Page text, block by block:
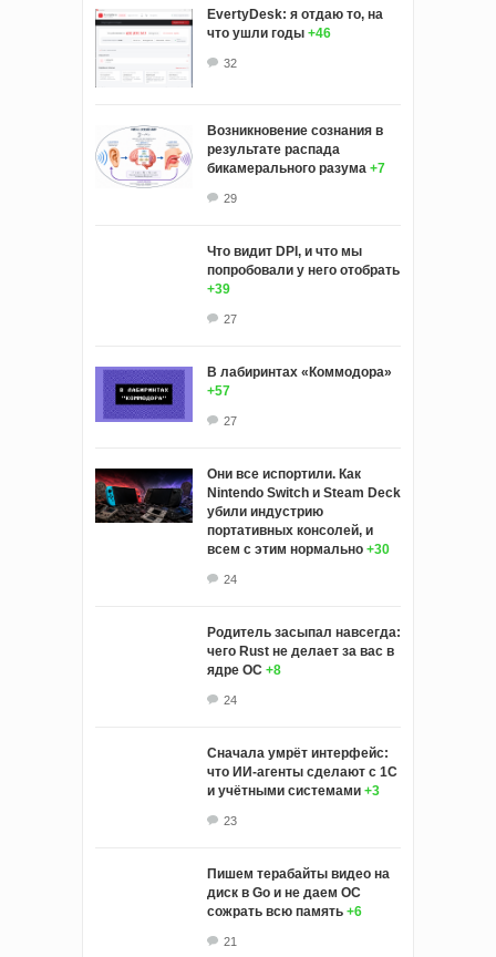
EvertyDesk: я отдаю то, на
что ушли годы +46
32
Возникновение сознания в
результате распада
бикамерального разума +7
29
Что видит DPI, и что мы
попробовали у него отобрать
+39
27
В лабиринтах «Коммодора»
+57
27
Они все испортили. Как
Nintendo Switch и Steam Deck
убили индустрию
портативных консолей, и
всем с этим нормально +30
24
Родитель засыпал навсегда:
чего Rust не делает за вас в
ядре ОС +8
24
Сначала умрёт интерфейс:
что ИИ-агенты сделают с 1С
и учётными системами +3
23
Пишем терабайты видео на
диск в Go и не даем ОС
сожрать всю память +6
21